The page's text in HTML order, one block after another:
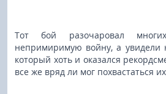
Тот бой разочаровал
непримиримую войну, а увидели
который хоть и оказался
все же вряд ли мог похвастаться